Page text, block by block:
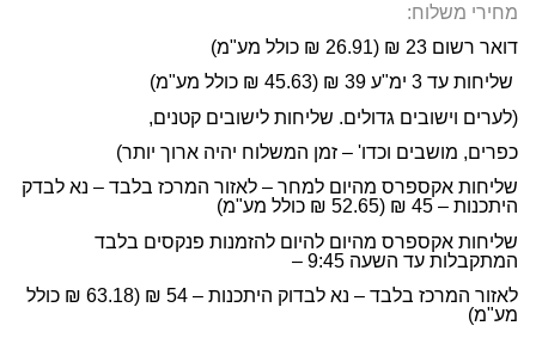
מחירי משלוח:
דואר רשום 23 ₪ (26.91 ₪ כולל מע"מ)
שליחות עד 3 ימ"ע 39 ₪ (45.63 ₪ כולל מע"מ)
(לערים וישובים גדולים. שליחות לישובים קטנים,
כפרים, מושבים וכדו' – זמן המשלוח יהיה ארוך יותר)
שליחות אקספרס מהיום למחר – לאזור המרכז בלבד – נא לבדק
היתכנות – 45 ₪ (52.65 ₪ כולל מע"מ)
שליחות אקספרס מהיום להיום להזמנות פנקסים בלבד
המתקבלות עד השעה 9:45 –
לאזור המרכז בלבד – נא לבדוק היתכנות – 54 ₪ (63.18 ₪ כולל
מע"מ)